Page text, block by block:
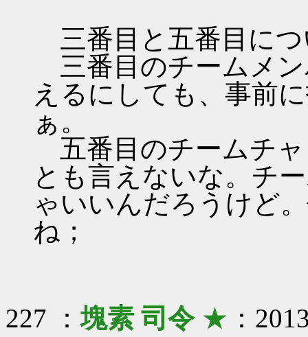
三番目と五番目に
三番目のチームメ
えるにしても、事前
ぁ。
五番目のチームチ
とも言えないな。チ
ゃいいんだろうけど
ね；
227 ：塊素 司令★ ：